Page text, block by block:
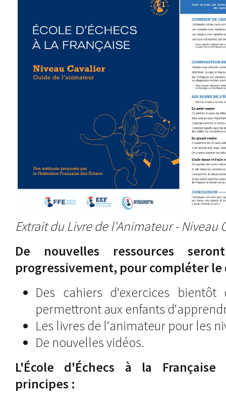
Extrait du Livre de l'Animateur - Niveau
De nouvelles ressources
progressivement, pour compléter
Des cahiers d'exercices
permettront aux enfants
Les livres de l'animateur pour les
De nouvelles vidéos.
L'École d'Échecs à la
principes :